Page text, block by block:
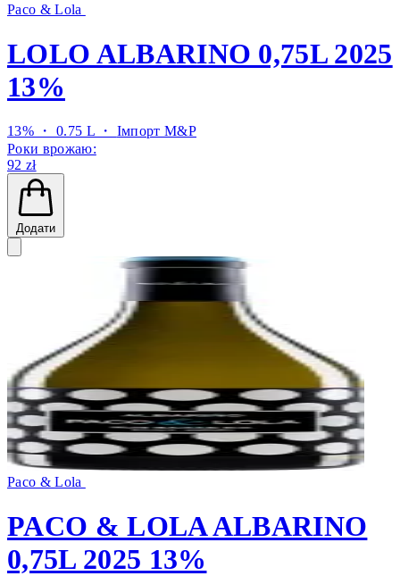
Paco & Lola
LOLO ALBARINO 0,75L 2025
13%
13% ・ 0.75 L ・ Імпорт M&P
Роки врожаю:
92 zł
Додати
Paco & Lola
PACO & LOLA ALBARINO
0,75L 2025 13%